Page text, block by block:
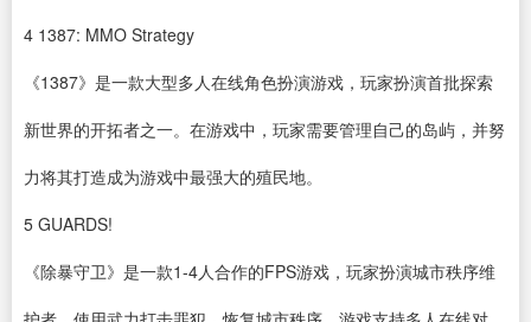
4 1387: MMO Strategy
《1387》是一款大型多人在线角色扮演游戏，玩家扮演首批探索
新世界的开拓者之一。在游戏中，玩家需要管理自己的岛屿，并努
力将其打造成为游戏中最强大的殖民地。
5 GUARDS!
《除暴守卫》是一款1-4人合作的FPS游戏，玩家扮演城市秩序维